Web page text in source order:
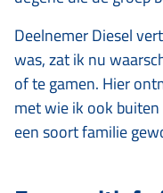
Deelnemer Diesel
was, zat ik nu
of te gamen. Hier
met wie ik ook
een soort familie